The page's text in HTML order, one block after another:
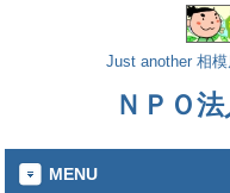
Just another 相
ＮＰＯ
MENU